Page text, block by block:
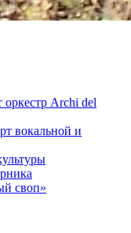
Archi del
вокальной и
своп»